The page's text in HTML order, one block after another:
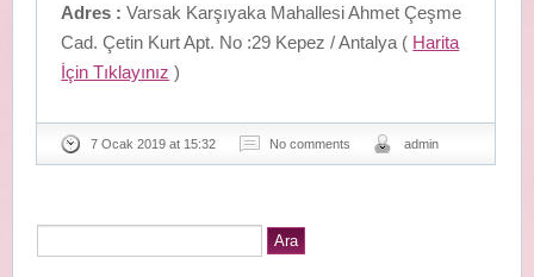
Adres : Varsak Karşıyaka Mahallesi Ahmet Çeşme
Cad. Çetin Kurt Apt. No :29 Kepez / Antalya ( Harita
İçin Tıklayınız )
7 Ocak 2019 at 15:32 No comments admin